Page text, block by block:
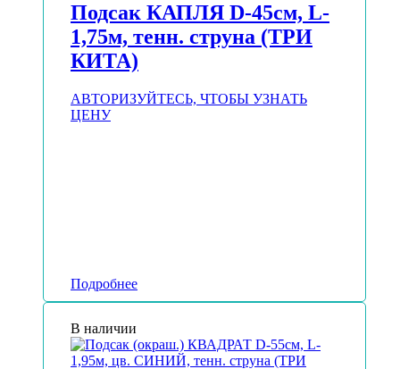
Подсак КАПЛЯ D-45см, L-
1,75м, тенн. струна (ТРИ
КИТА)
АВТОРИЗУЙТЕСЬ, ЧТОБЫ УЗНАТЬ
ЦЕНУ
Подробнее
В наличии